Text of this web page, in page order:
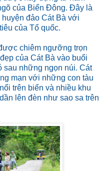
của Biển Đông. Đây là
đảo Cát Bà với
của Tổ quốc.
chiêm ngưỡng trọn
của Cát Bà vào buổi
sau những ngọn núi. Cát
mạn với những con tàu
trên biển và nhiều khu
lên đèn như sao sa trên